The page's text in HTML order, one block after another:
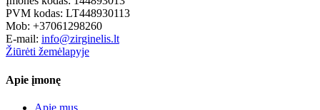
PVM kodas: LT448930113
Mob: +37061298260
E-mail: info@zirginelis.lt
Žiūrėti žemėlapyje
Apie įmonę
Apie mus